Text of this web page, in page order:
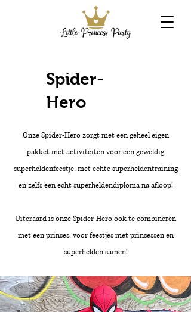
Spider-
Hero
Onze Spider-Hero zorgt met een geheel eigen
pakket met activiteiten voor een geweldig
superheldenfeestje, met echte superheldentraining
en zelfs een echt superheldendiploma na afloop!
Uiteraard is onze Spider-Hero ook te combineren
met een prinses, voor feestjes met prinsessen en
superhelden samen!